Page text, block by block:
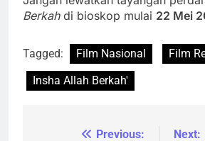
Berkahdi bioskop mulai 22 Mei
Tagged: Film Nasional
Film
Insha Allah Berkah'
Previous:
Next: